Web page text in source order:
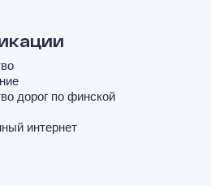
дорог по финской
интернет